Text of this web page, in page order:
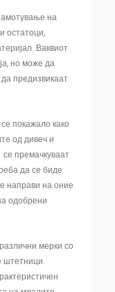
на
остатоци,
Ваквиот
но може да
предизвикаат
покажало како
од дивеч и
премачкуваат
да се биде
направи на оние
одобрени
мерки со
штетници.